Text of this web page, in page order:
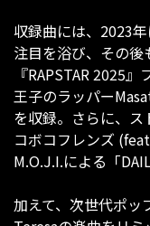
収録曲には、2023
注目を浴び、その後
『RAPSTAR 2025
王子のラッパー
を収録。さらに、
コボコフレンズ
M.O.J.I.による「
加えて、次世代ポッ